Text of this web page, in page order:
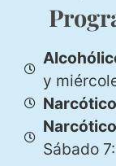
y
Sábado